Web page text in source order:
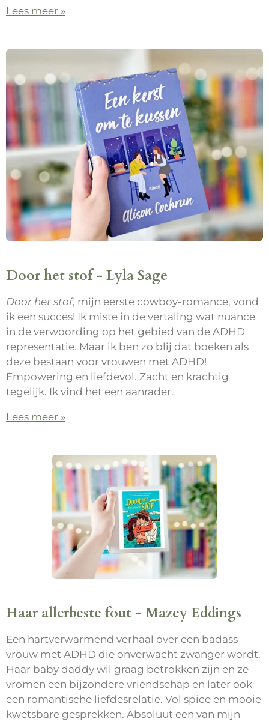
Lees meer »
Door het stof - Lyla Sage
Door het stof, mijn eerste cowboy-romance, vond
ik een succes! Ik miste in de vertaling wat nuance
in de verwoording op het gebied van de ADHD
representatie. Maar ik ben zo blij dat boeken als
deze bestaan voor vrouwen met ADHD!
Empowering en liefdevol. Zacht en krachtig
tegelijk. Ik vind het een aanrader.
Lees meer »
Haar allerbeste fout - Mazey Eddings
Een hartverwarmend verhaal over een badass
vrouw met ADHD die onverwacht zwanger wordt.
Haar baby daddy wil graag betrokken zijn en ze
vromen een bijzondere vriendschap en later ook
een romantische liefdesrelatie. Vol spice en mooie
kwetsbare gesprekken. Absoluut een van mijn